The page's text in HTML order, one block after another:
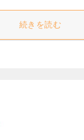
続きを読む